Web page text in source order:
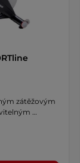
zátěžovým
…